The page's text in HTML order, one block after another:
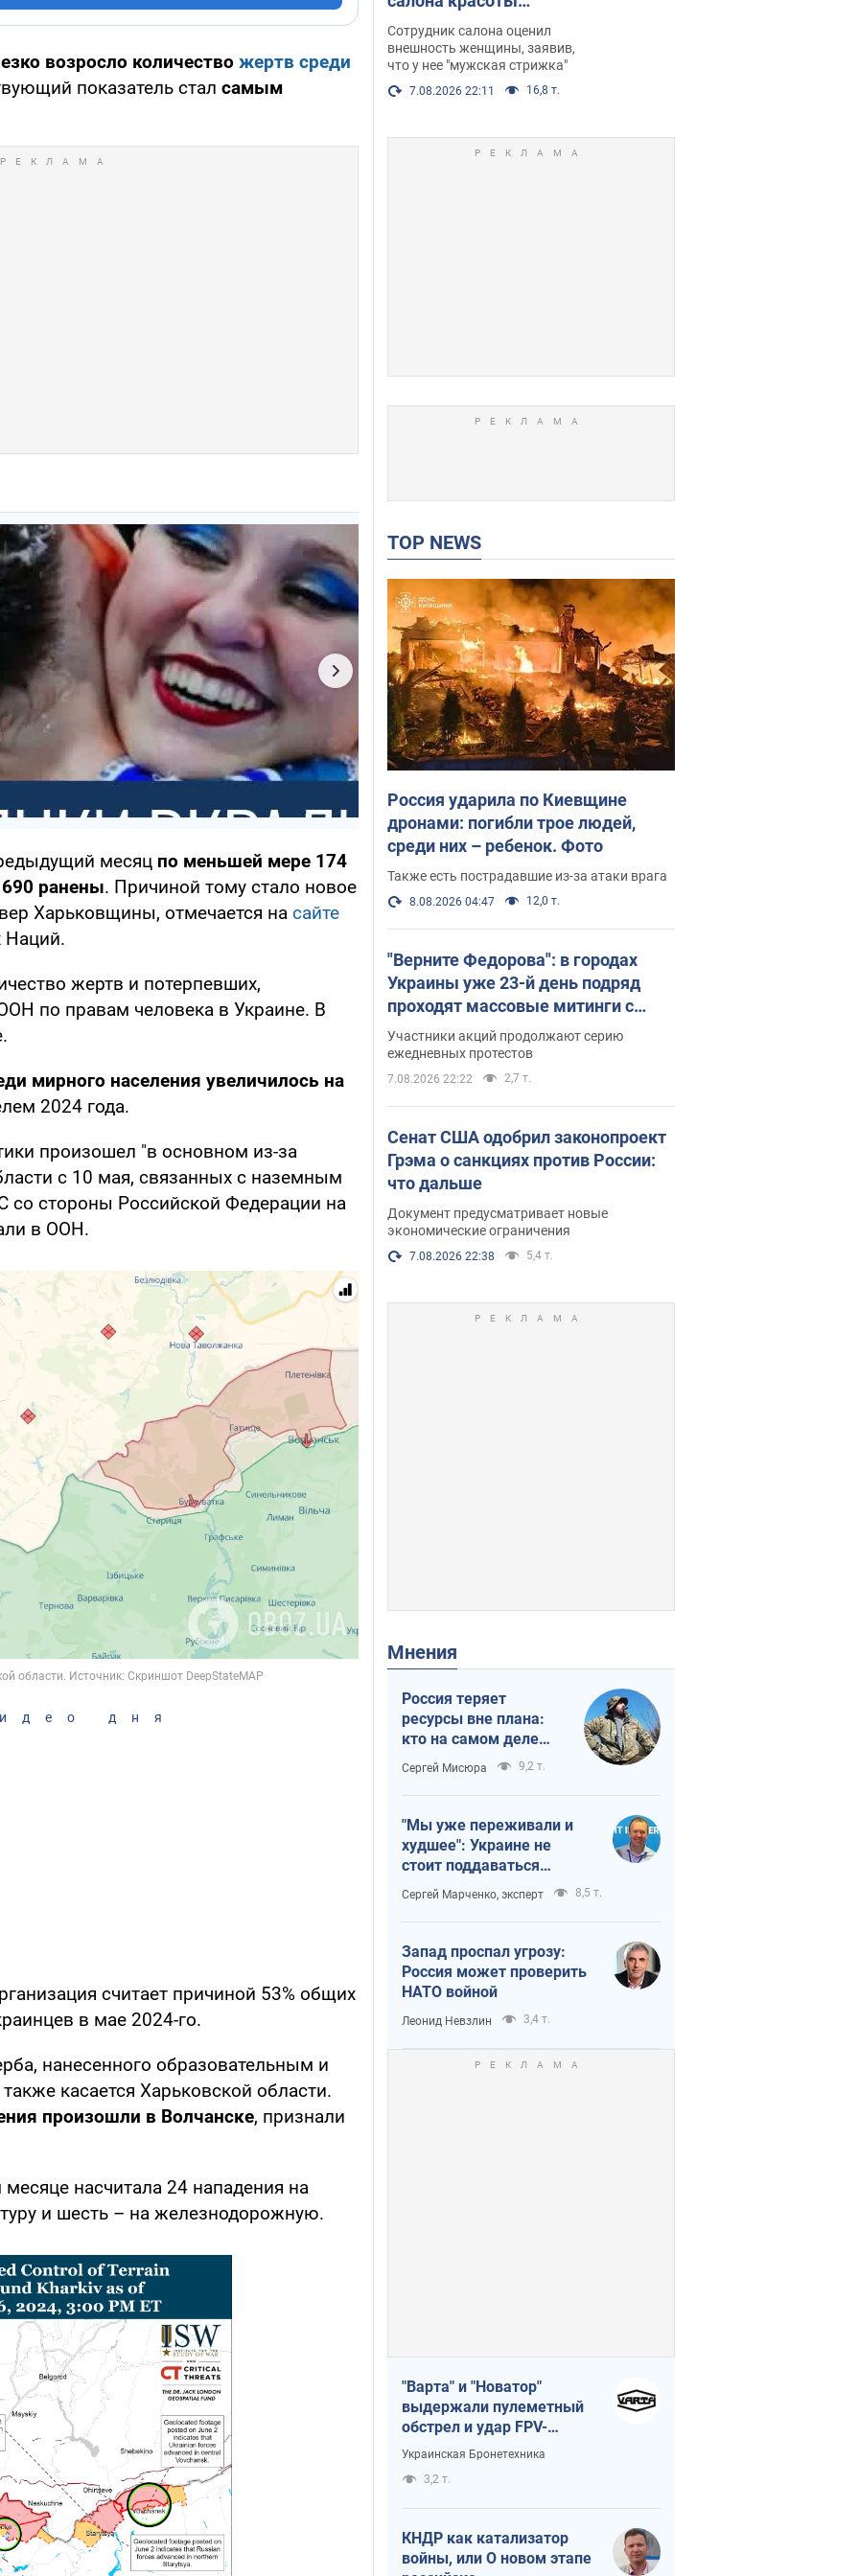
возросло количество жертв среди
показатель стал самым
месяц по меньшей мере 174
ранены. Причиной тому стало новое
Харьковщины, отмечается на сайте
Наций.
жертв и потерпевших,
по правам человека в Украине. В
мирного населения увеличилось на
2024 года.
произошел "в основном из-за
с 10 мая, связанных с наземным
со стороны Российской Федерации на
в ООН.
дня
считает причиной 53% общих
в мае 2024-го.
нанесенного образовательным и
касается Харьковской области.
произошли в Волчанске, признали
насчитала 24 нападения на
и шесть – на железнодорожную.
оскорбил женщину
после химиотерапии,
разгорелся скандал.
Фото
Сотрудник салона оценил
внешность женщины, заявив,
что у нее "мужская стрижка"
7.08.2026 22:11 16,8 т.
TOP NEWS
Россия ударила по Киевщине
дронами: погибли трое людей,
среди них – ребенок. Фото
Также есть пострадавшие из-за атаки врага
8.08.2026 04:47 12,0 т.
"Верните Федорова": в городах
Украины уже 23-й день подряд
проходят массовые митинги с
плакатами. Фото и видео
Участники акций продолжают серию
ежедневных протестов
7.08.2026 22:22 2,7 т.
Сенат США одобрил законопроект
Грэма о санкциях против России:
что дальше
Документ предусматривает новые
экономические ограничения
7.08.2026 22:38 5,4 т.
Мнения
Россия теряет
ресурсы вне плана:
кто на самом деле
диктует темп войны
Сергей Мисюра 9,2 т.
"Мы уже переживали и
худшее": Украине не
стоит поддаваться
отчаянию из-за
ракетного террора
Сергей Марченко, эксперт 8,5 т.
Запад проспал угрозу:
Россия может проверить
НАТО войной
Леонид Невзлин 3,4 т.
"Варта" и "Новатор"
выдержали пулеметный
обстрел и удар FPV-
дрона, сохранив жизнь
Украинская Бронетехника
3,2 т.
КНДР как катализатор
войны, или О новом этапе